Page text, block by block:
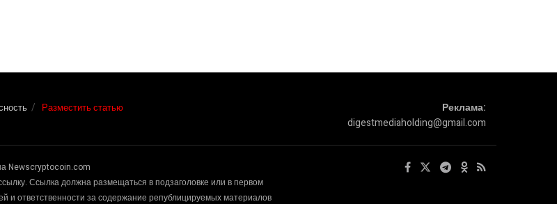
Разместить статью
Реклама:
digestmediaholding@gmail.com
Newscryptocoin.com
Ссылка должна размещаться в подзаголовке или в первом
и ответственности за содержание републицируемых материалов